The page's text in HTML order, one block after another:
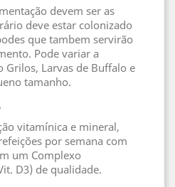
devem ser as
deve estar colonizado
que tambem servirão
Pode variar a
Larvas de Buffalo e
tamanho.
vitamínica e mineral,
por semana com
um Complexo
D3) de qualidade.